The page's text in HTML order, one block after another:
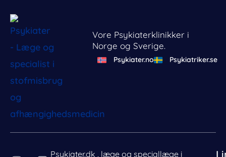
Vore Psykiaterklinikker i
Norge og Sverige.
Psykiater.no Psykiatriker.se
Psykiater.dk , læge og speciallæge i